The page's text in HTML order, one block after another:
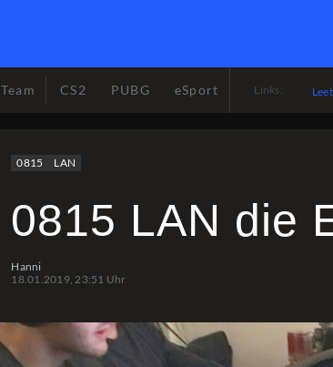
Team CS2 PUBG eSport Links:
0815 LAN
0815 LAN die
Hanni
18.01.2019, 23:51 Uhr